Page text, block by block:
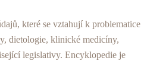
které se vztahují k problematice
dietologie, klinické medicíny,
legislativy. Encyklopedie je